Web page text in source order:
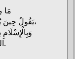
مَا
يَقُولُ حِينَ يُمْسِي وَحِينَ يُصْبِحُ: رَضِيتُ بِاللَّهِ رَبًّا،
اللَّهِ أَنْ يُرْضِيَهُ يَوْمَ الْقِيَامَةِ.